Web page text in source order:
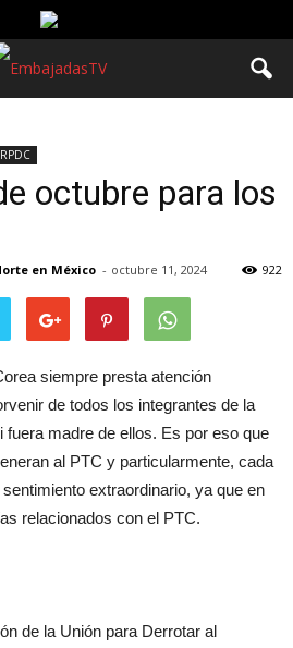
octubre para los
en México - octubre 11, 2024 922
siempre presta atención
de todos los integrantes de la
madre de ellos. Es por eso que
al PTC y particularmente, cada
extraordinario, ya que en
relacionados con el PTC.
de la Unión para Derrotar al